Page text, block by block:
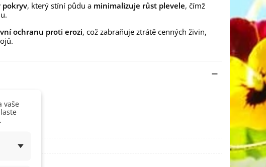
pokryv, který stíní půdu a minimalizuje růst plevele, čímž
ochranu proti erozi, což zabraňuje ztrátě cenných živin,
vaše